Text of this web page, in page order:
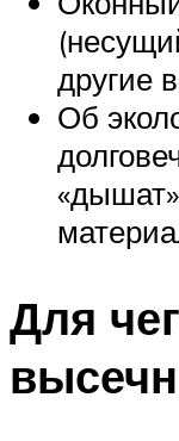
другие
Об
Для